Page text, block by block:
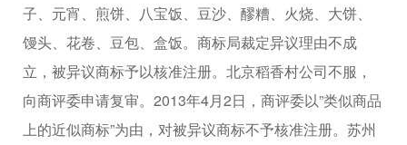
子、元宵、煎饼、八宝饭、豆沙、醪糟、火烧、大饼、
馒头、花卷、豆包、盒饭。商标局裁定异议理由不成
立，被异议商标予以核准注册。北京稻香村公司不服，
向商评委申请复审。2013年4月2日，商评委以”类似商品
上的近似商标”为由，对被异议商标不予核准注册。苏州